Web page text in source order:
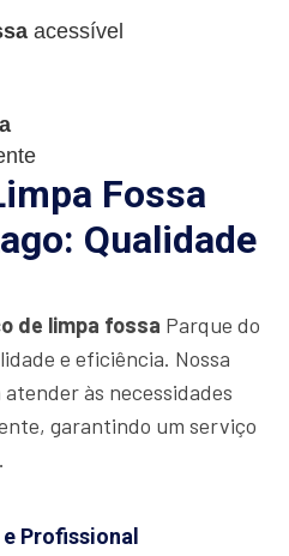
acessível
Fossa
Qualidade
de limpa fossa Parque do
e eficiência. Nossa
às necessidades
garantindo um serviço
Profissional